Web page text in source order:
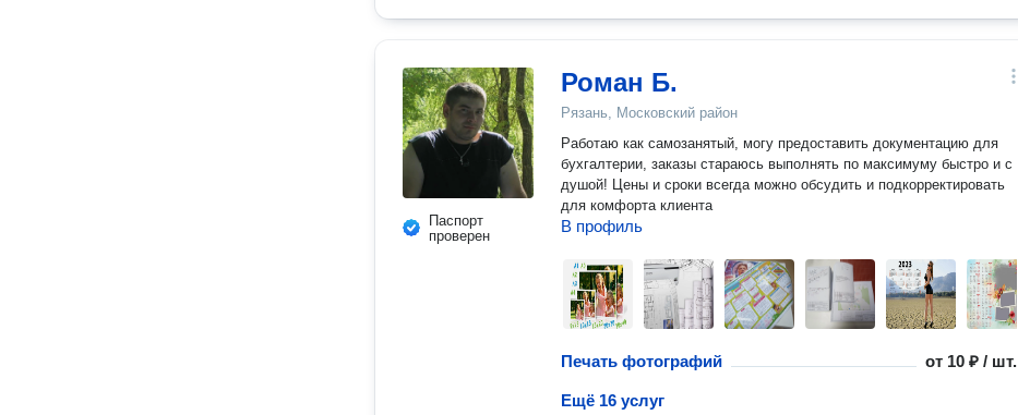
Паспорт
проверен
Роман Б.
Рязань, Московский район
Работаю как самозанятый, могу предоставить документацию для
бухгалтерии, заказы стараюсь выполнять по максимуму быстро и с
душой! Цены и сроки всегда можно обсудить и подкорректировать
для комфорта клиента
В профиль
Печать фотографий от 10 ₽ / шт.
Ещё 16 услуг